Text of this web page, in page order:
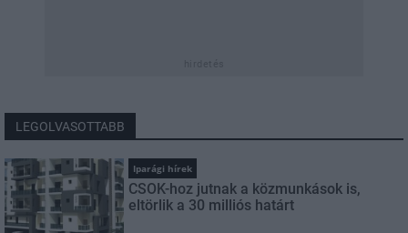
LEGOLVASOTTABB
Iparági hírek
CSOK-hoz jutnak a közmunkások is,
eltörlik a 30 milliós határt